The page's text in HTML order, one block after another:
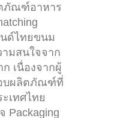
ภัณฑ์อาหาร
ด์ไทยขนม
ามสนใจจาก
เนื่องจากผู้
บผลิตภัณฑ์ที่
เทศไทย
Packaging